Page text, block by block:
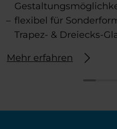
flexibel für
Trapez- & Dreiecks-
Mehr erfahren